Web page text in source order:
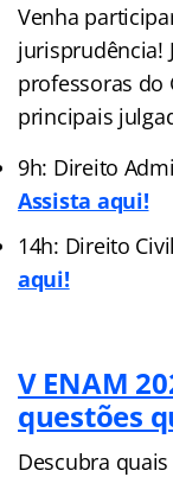
Venha
jurisprudência!
professoras do
principais
9h: Direito
Assista aqui!
14h: Direito
aqui!
V ENAM
questões
Descubra